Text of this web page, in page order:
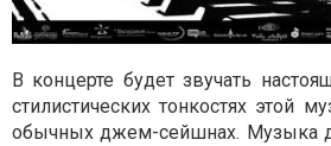
В концерте будет звучать
стилистических тонкостях
обычных джем-сейшнах. Музыка